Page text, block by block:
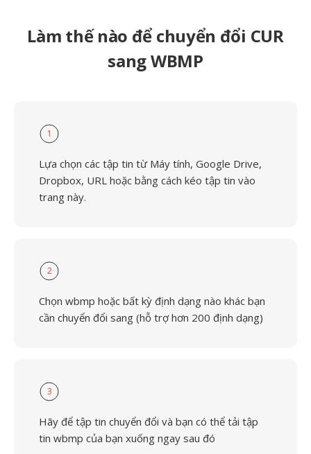
Làm thế nào để chuyển đổi CUR
sang WBMP
1
Lựa chọn các tập tin từ Máy tính, Google Drive,
Dropbox, URL hoặc bằng cách kéo tập tin vào
trang này.
2
Chọn wbmp hoặc bất kỳ định dạng nào khác bạn
cần chuyển đổi sang (hỗ trợ hơn 200 định dạng)
3
Hãy để tập tin chuyển đổi và bạn có thể tải tập
tin wbmp của bạn xuống ngay sau đó